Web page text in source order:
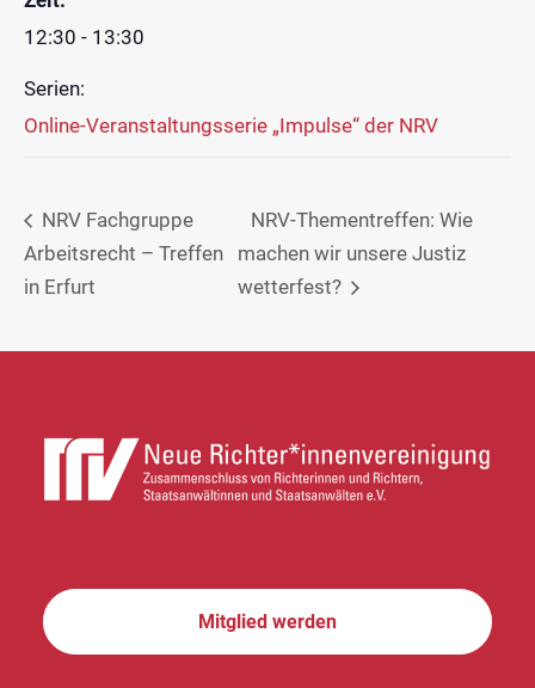
12:30 - 13:30
Serien:
Online-Veranstaltungsserie „Impulse“ der NRV
NRV Fachgruppe
Arbeitsrecht – Treffen
in Erfurt
NRV-Thementreffen: Wie
machen wir unsere Justiz
wetterfest?
Mitglied werden